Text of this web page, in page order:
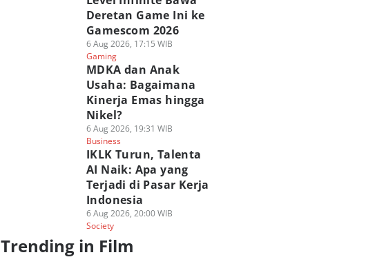
Deretan Game Ini ke
Gamescom 2026
6 Aug 2026, 17:15 WIB
Gaming
MDKA dan Anak
Usaha: Bagaimana
Kinerja Emas hingga
Nikel?
6 Aug 2026, 19:31 WIB
Business
IKLK Turun, Talenta
AI Naik: Apa yang
Terjadi di Pasar Kerja
Indonesia
6 Aug 2026, 20:00 WIB
Society
Trending in Film